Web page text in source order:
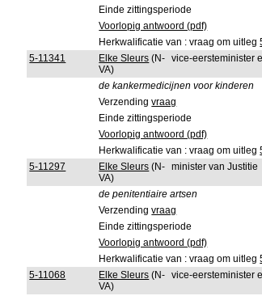
Einde zittingsperiode
Voorlopig antwoord (pdf)
Herkwalificatie van : vraag om uitleg
5-11341
Elke Sleurs (N-
VA)
vice-eersteminister
de kankermedicijnen voor kinderen
Verzendingvraag
Einde zittingsperiode
Voorlopig antwoord (pdf)
Herkwalificatie van : vraag om uitleg
5-11297
Elke Sleurs (N-
VA)
minister van Justitie
de penitentiaire artsen
Verzendingvraag
Einde zittingsperiode
Voorlopig antwoord (pdf)
Herkwalificatie van : vraag om uitleg
5-11068
Elke Sleurs (N-
VA)
vice-eersteminister